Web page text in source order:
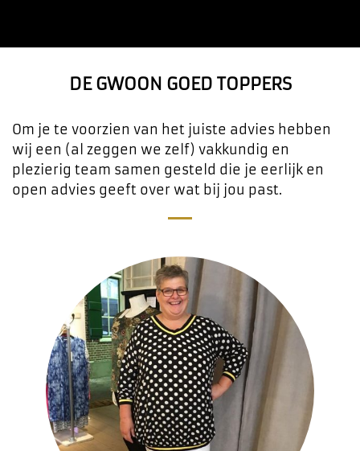
DE GWOON GOED TOPPERS
Om je te voorzien van het juiste advies hebben
wij een (al zeggen we zelf) vakkundig en
plezierig team samen gesteld die je eerlijk en
open advies geeft over wat bij jou past.